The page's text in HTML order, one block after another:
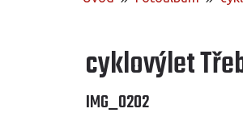
cyklovýlet
IMG_0202